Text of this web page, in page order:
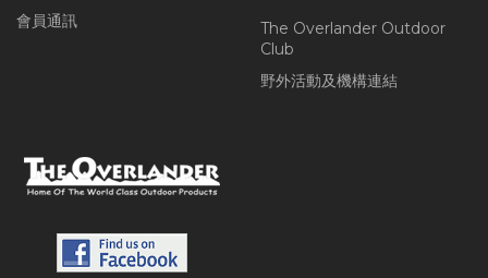
會員通訊
The Overlander Outdoor
Club
野外活動及機構連結